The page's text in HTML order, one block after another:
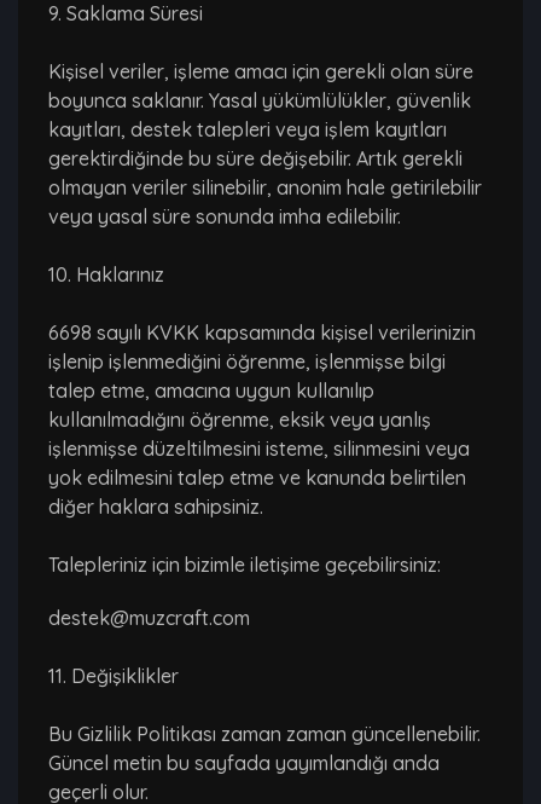
9. Saklama Süresi
Kişisel veriler, işleme amacı için gerekli olan süre
boyunca saklanır. Yasal yükümlülükler, güvenlik
kayıtları, destek talepleri veya işlem kayıtları
gerektirdiğinde bu süre değişebilir. Artık gerekli
olmayan veriler silinebilir, anonim hale getirilebilir
veya yasal süre sonunda imha edilebilir.
10. Haklarınız
6698 sayılı KVKK kapsamında kişisel verilerinizin
işlenip işlenmediğini öğrenme, işlenmişse bilgi
talep etme, amacına uygun kullanılıp
kullanılmadığını öğrenme, eksik veya yanlış
işlenmişse düzeltilmesini isteme, silinmesini veya
yok edilmesini talep etme ve kanunda belirtilen
diğer haklara sahipsiniz.
Talepleriniz için bizimle iletişime geçebilirsiniz:
destek@muzcraft.com
11. Değişiklikler
Bu Gizlilik Politikası zaman zaman güncellenebilir.
Güncel metin bu sayfada yayımlandığı anda
geçerli olur.